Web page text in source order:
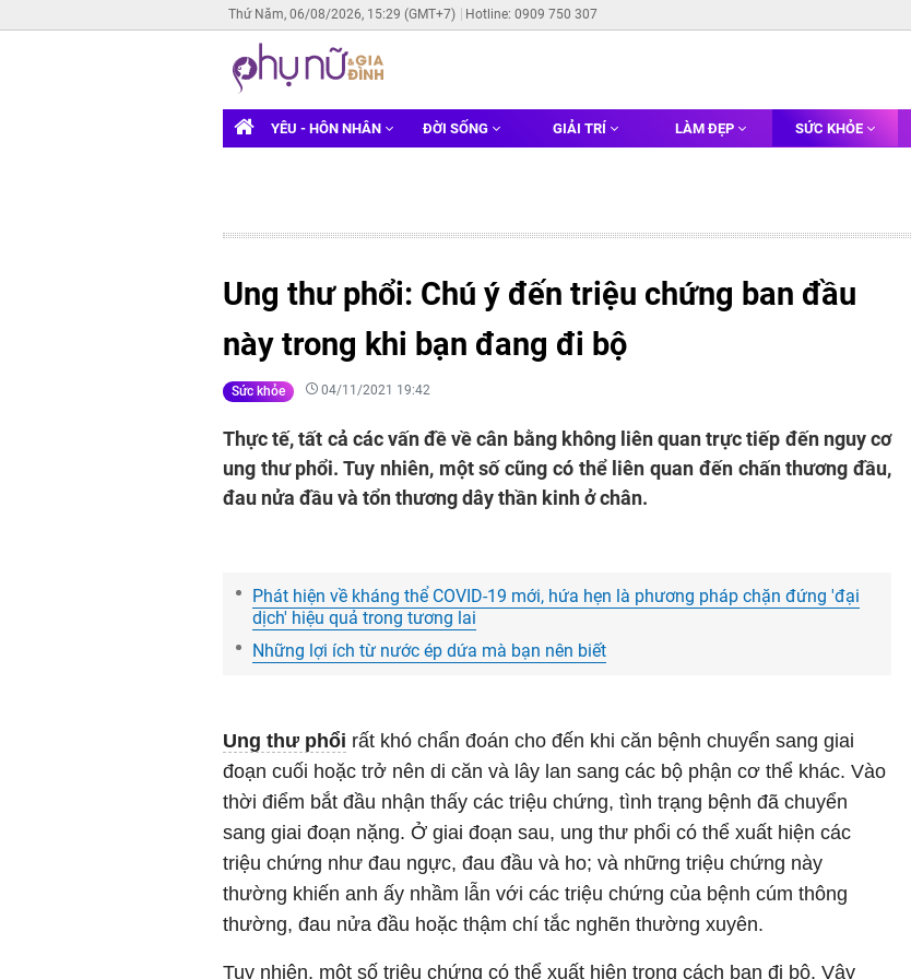
Thứ Năm, 06/08/2026, 15:29 (GMT+7) Hotline: 0909 750 307
YÊU - HÔN NHÂN ĐỜI SỐNG GIẢI TRÍ LÀM ĐẸP SỨC KHỎE
Ung thư phổi: Chú ý đến triệu chứng ban đầu
này trong khi bạn đang đi bộ
Sức khỏe 04/11/2021 19:42
Thực tế, tất cả các vấn đề về cân bằng không liên quan trực tiếp đến nguy cơ
ung thư phổi. Tuy nhiên, một số cũng có thể liên quan đến chấn thương đầu,
đau nửa đầu và tổn thương dây thần kinh ở chân.
Phát hiện về kháng thể COVID-19 mới, hứa hẹn là phương pháp chặn đứng 'đại
dịch' hiệu quả trong tương lai
Những lợi ích từ nước ép dứa mà bạn nên biết
Ung thư phổi rất khó chẩn đoán cho đến khi căn bệnh chuyển sang giai
đoạn cuối hoặc trở nên di căn và lây lan sang các bộ phận cơ thể khác. Vào
thời điểm bắt đầu nhận thấy các triệu chứng, tình trạng bệnh đã chuyển
sang giai đoạn nặng. Ở giai đoạn sau, ung thư phổi có thể xuất hiện các
triệu chứng như đau ngực, đau đầu và ho; và những triệu chứng này
thường khiến anh ấy nhầm lẫn với các triệu chứng của bệnh cúm thông
thường, đau nửa đầu hoặc thậm chí tắc nghẽn thường xuyên.
Tuy nhiên, một số triệu chứng có thể xuất hiện trong cách bạn đi bộ. Vậy